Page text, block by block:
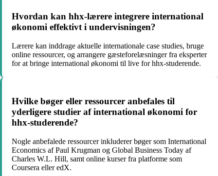
Hvordan kan hhx-lærere integrere international
økonomi effektivt i undervisningen?
Lærere kan inddrage aktuelle internationale case studies, bruge
online ressourcer, og arrangere gæsteforelæsninger fra eksperter
for at bringe international økonomi til live for hhx-studerende.
Hvilke bøger eller ressourcer anbefales til
yderligere studier af international økonomi for
hhx-studerende?
Nogle anbefalede ressourcer inkluderer bøger som International
Economics af Paul Krugman og Global Business Today af
Charles W.L. Hill, samt online kurser fra platforme som
Coursera eller edX.